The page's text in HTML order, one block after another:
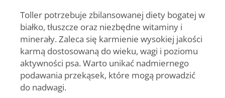
Toller potrzebuje zbilansowanej diety bogatej w
białko, tłuszcze oraz niezbędne witaminy i
minerały. Zaleca się karmienie wysokiej jakości
karmą dostosowaną do wieku, wagi i poziomu
aktywności psa. Warto unikać nadmiernego
podawania przekąsek, które mogą prowadzić
do nadwagi.